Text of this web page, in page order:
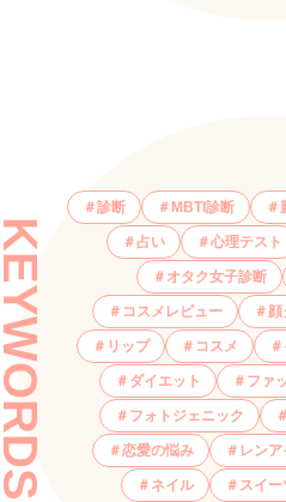
診断 MBTI診断
占い 心理テスト
オタク女子診断
コスメレビュー 顔
リップ コスメ
ダイエット ファ
フォトジェニック
恋愛の悩み レン
ネイル スイー